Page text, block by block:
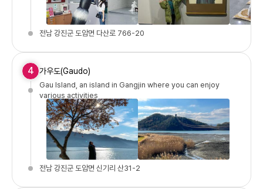
전남 강진군 도암면 다산로 766-20
4 가우도(Gaudo)
Gau Island, an island in Gangjin where you can enjoy
various activities
전남 강진군 도암면 신기리 산31-2